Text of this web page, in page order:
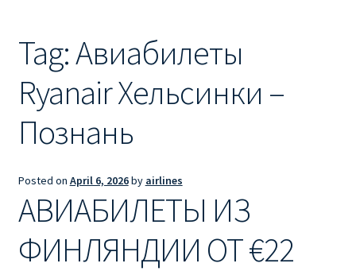
RYANAIR ИЗ РИГИ
Ryanair из Стокгольма
RYANAIR ИЗ ТАЛЛИНА
Ryanair из Тампере
RYANAIR ИЗ ЧЕХИИ | ПРАГА, ОСТРАВА, ПАРДУБИЦЕ,
БРНО
Tag:Авиабилеты
Ryanair Хельсинки –
Познань
Posted on April 6, 2026by airlines
АВИАБИЛЕТЫ ИЗ
ФИНЛЯНДИИ ОТ €22